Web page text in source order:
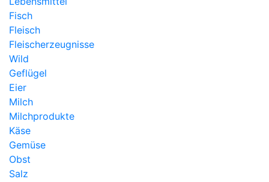
Fisch
Fleisch
Fleischerzeugnisse
Wild
Geflügel
Eier
Milch
Milchprodukte
Käse
Gemüse
Obst
Salz